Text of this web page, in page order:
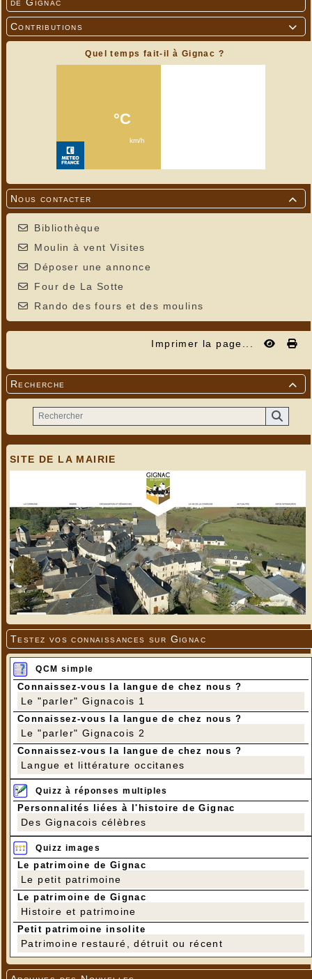

Contributions
Quel temps fait-il à Gignac ?

Nous contacter
Bibliothèque
Moulin à vent Visites
Déposer une annonce
Four de La Sotte
Rando des fours et des moulins
Imprimer la page...

Recherche
SITE DE LA MAIRIE
Testez vos connaissances sur Gignac
QCM simple
Connaissez-vous la langue de chez nous ?
Le "parler" Gignacois 1
Connaissez-vous la langue de chez nous ?
Le "parler" Gignacois 2
Connaissez-vous la langue de chez nous ?
Langue et littérature occitanes
Quizz à réponses multiples
Personnalités liées à l'histoire de Gignac
Des Gignacois célèbres
Quizz images
Le patrimoine de Gignac
Le petit patrimoine
Le patrimoine de Gignac
Histoire et patrimoine
Petit patrimoine insolite
Patrimoine restauré, détruit ou récent